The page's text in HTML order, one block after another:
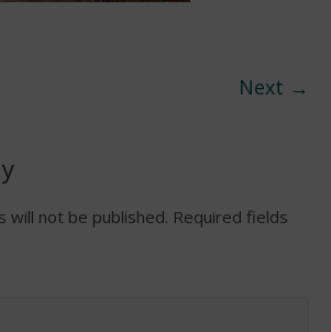
Next →
will not be published. Required fields